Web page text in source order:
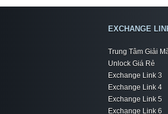
EXCHANGE
Trung Tâm Giải
Unlock Giá Rẻ
Exchange Link 3
Exchange Link 4
Exchange Link 5
Exchange Link 6